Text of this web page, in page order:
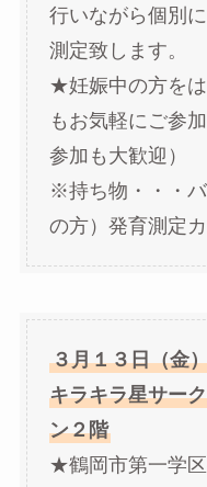
行いながら個別
測定致します。
★妊娠中の方を
もお気軽にご参
参加も大歓迎）
※持ち物・・・
の方）発育測定
３月１３日（金
キラキラ星サ
ン２階
★鶴岡市第一学区